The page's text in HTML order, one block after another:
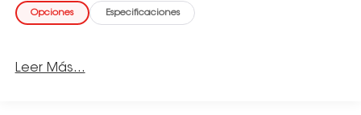
Opciones Especificaciones
Leer Más...